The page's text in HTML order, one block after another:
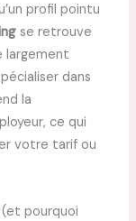
profil pointu
se retrouve
largement
dans
la
ce qui
votre tarif ou
pourquoi